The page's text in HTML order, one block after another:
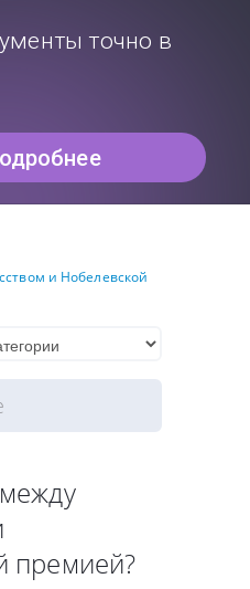
точно в
и Нобелевской
премией?